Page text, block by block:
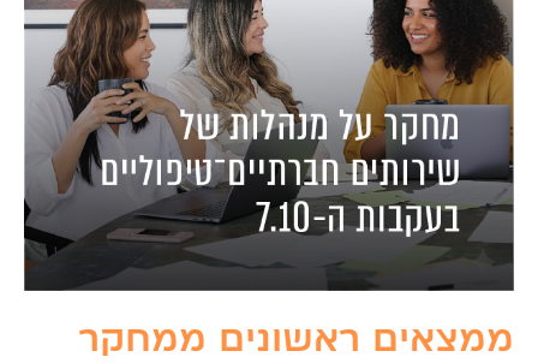
ממצאים ראשונים ממחקר